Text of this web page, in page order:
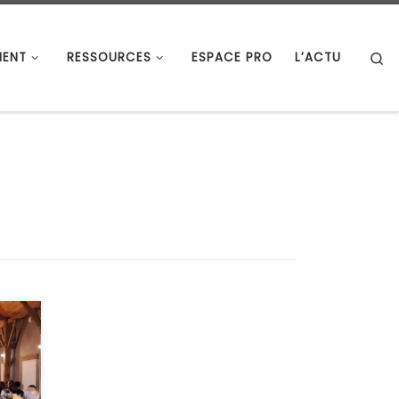
RESSOURCES ESPACE PRO L’ACTU
le